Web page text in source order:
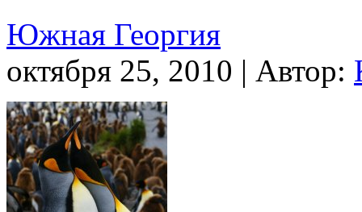
Южная Георгия
октября 25, 2010 | Автор: